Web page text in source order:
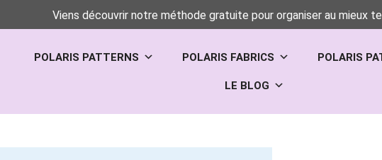
Viens découvrir notre méthode gratuite pour organiser au mieux
POLARIS PATTERNS POLARIS FABRICS POLARIS
LE BLOG